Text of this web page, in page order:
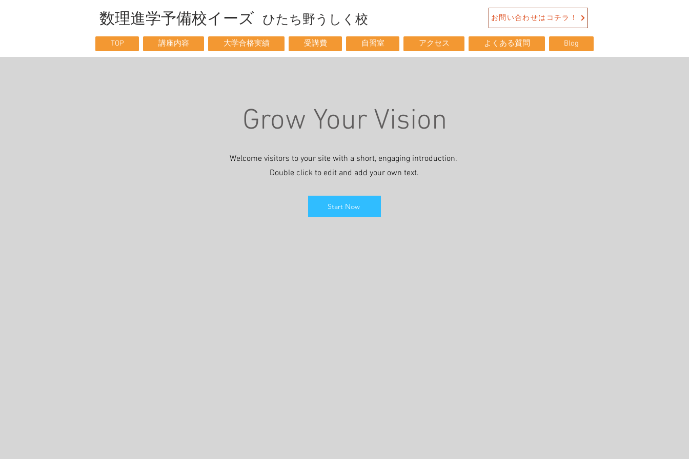
数理進学予備校イーズ ひたち野うしく校 お問い合わせはコチラ！
TOP 講座内容 大学合格実績 受講費 自習室 アクセス よくある質問 Blog
Grow Your Vision
Welcome visitors to your site with a short, engaging introduction.
Double click to edit and add your own text.
Start Now